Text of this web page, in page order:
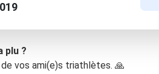
plu ?
vos ami(e)s triathlètes. 🙏